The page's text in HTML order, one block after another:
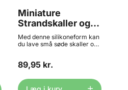
Miniature
Strandskaller og
Søstjerner,
Silikone Form -
Med denne silikoneform kan
du lave små søde skaller og
cupcakes. På grund af
perfekte resultater hver
gang. Formen er nem at
89,95 kr.